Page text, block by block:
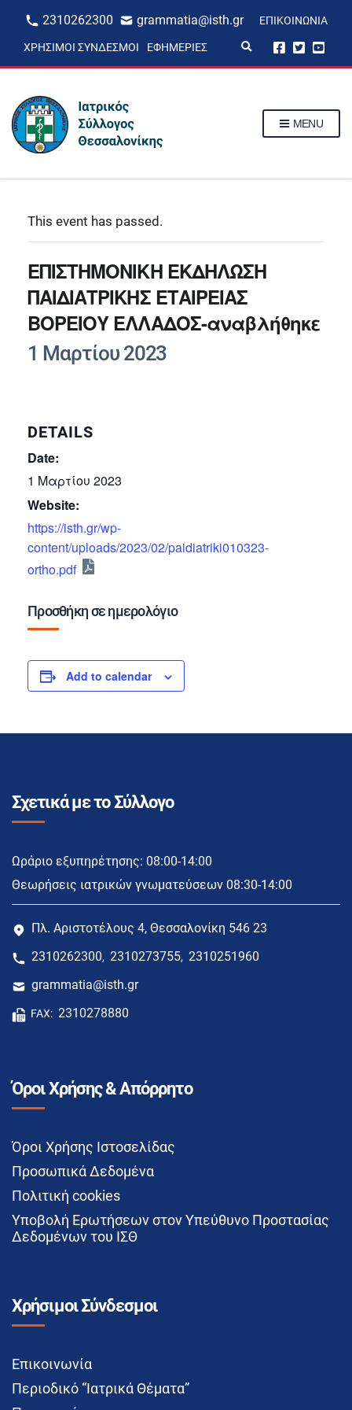
2310262300 grammatia@isth.gr ΕΠΙΚΟΙΝΩΝΊΑ
ΧΡΉΣΙΜΟΙ ΣΎΝΔΕΣΜΟΙ ΕΦΗΜΕΡΊΕΣ
p
MENU
This event has passed.
ΕΠΙΣΤΗΜΟΝΙΚΗ ΕΚΔΗΛΩΣΗ
ΠΑΙΔΙΑΤΡΙΚΗΣ ΕΤΑΙΡΕΙΑΣ
ΒΟΡΕΙΟΥ ΕΛΛΑΔΟΣ-αναβλήθηκε
1 Μαρτίου 2023
DETAILS
Date:
1 Μαρτίου 2023
Website:
https://isth.gr/wp-
content/uploads/2023/02/paidiatriki010323-
ortho.pdf
Προσθήκη σε ημερολόγιο
Add to calendar
Σχετικά με το Σύλλογο
Ωράριο εξυπηρέτησης: 08:00-14:00
Θεωρήσεις ιατρικών γνωματεύσεων 08:30-14:00
Πλ. Αριστοτέλους 4, Θεσσαλονίκη 546 23
2310262300, 2310273755, 2310251960
grammatia@isth.gr
FAX: 2310278880
Όροι Χρήσης & Απόρρητο
Όροι Χρήσης Ιστοσελίδας
Προσωπικά Δεδομένα
Πολιτική cookies
Υποβολή Ερωτήσεων στον Υπεύθυνο Προστασίας
Δεδομένων του ΙΣΘ
Χρήσιμοι Σύνδεσμοι
Επικοινωνία
Περιοδικό “Ιατρικά Θέματα”